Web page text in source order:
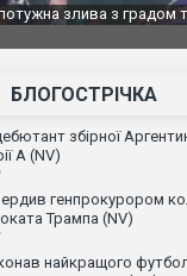
тести: Ferrari готує
БЛОГОСТРІЧКА
збірної
А (NV)
генпрокурором
Трампа (NV)
найкращого